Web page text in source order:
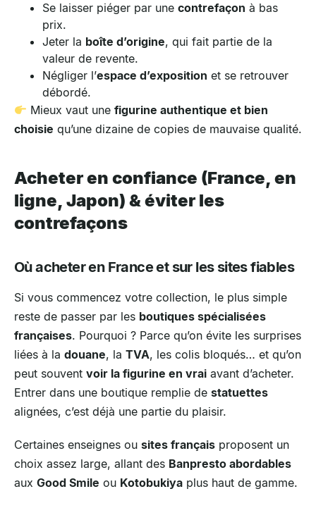
Se laisser piéger par une contrefaçon à bas
prix.
Jeter la boîte d’origine, qui fait partie de la
valeur de revente.
Négliger l’espace d’exposition et se retrouver
débordé.
Mieux vaut unefigurine authentique et bien
choisie qu’une dizaine de copies de mauvaise qualité.
Acheter en confiance (France, en
ligne, Japon) & éviter les
contrefaçons
Où acheter en France et sur les sites fiables
Si vous commencez votre collection, le plus simple
reste de passer par les boutiques spécialisées
françaises. Pourquoi ? Parce qu’on évite les surprises
liées à la douane, la TVA, les colis bloqués… et qu’on
peut souvent voir la figurine en vrai avant d’acheter.
Entrer dans une boutique remplie de statuettes
alignées, c’est déjà une partie du plaisir.
Certaines enseignes ou sites français proposent un
choix assez large, allant des Banpresto abordables
aux Good Smile ou Kotobukiya plus haut de gamme.